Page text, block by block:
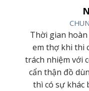
Thời gian
em thợ khi thi
trách nhiệm với
cẩn thận đồ
thì có sự khác